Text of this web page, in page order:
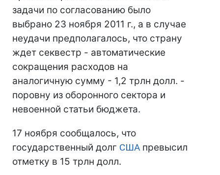
задачи по согласованию было
выбрано 23 ноября 2011 г., а в случае
неудачи предполагалось, что страну
ждет секвестр - автоматические
сокращения расходов на
аналогичную сумму - 1,2 трлн долл. -
поровну из оборонного сектора и
невоенной статьи бюджета.
17 ноября сообщалось, что
государственный долг США превысил
отметку в 15 трлн долл.